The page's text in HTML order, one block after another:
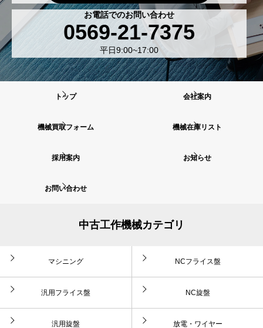
お電話でのお問い合わせ
0569-21-7375
平日9:00~17:00
トップ 会社案内
機械買取フォーム 機械在庫リスト
採用案内 お知らせ
お問い合わせ
中古工作機械カテゴリ
マシニング NCフライス盤
汎用フライス盤 NC旋盤
汎用旋盤 放電・ワイヤー